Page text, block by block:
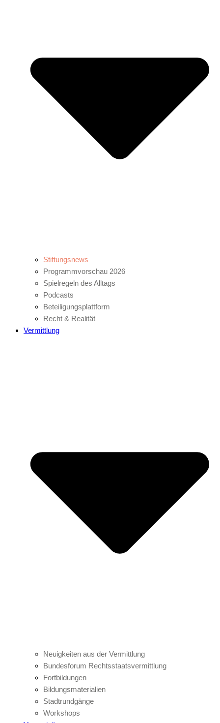
Stiftungsnews
Programmvorschau 2026
Spielregeln des Alltags
Podcasts
Beteiligungsplattform
Recht & Realität
Vermittlung
Neuigkeiten aus der Vermittlung
Bundesforum Rechtsstaatsvermittlung
Fortbildungen
Bildungsmaterialien
Stadtrundgänge
Workshops